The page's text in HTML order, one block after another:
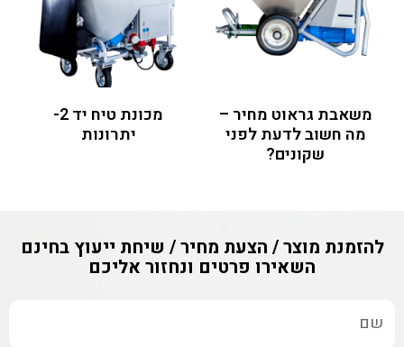
משאבת גראוט מחיר –
מה חשוב לדעת לפני
שקונים?
מכונת טיח יד 2-
יתרונות
להזמנת מוצר / הצעת מחיר / שיחת ייעוץ בחינם
השאירו פרטים ונחזור אליכם